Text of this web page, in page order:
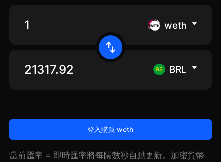
weth
BRL
登入購買 weth
當前匯率 = 即時匯率將每隔數秒自動更新。加密貨幣